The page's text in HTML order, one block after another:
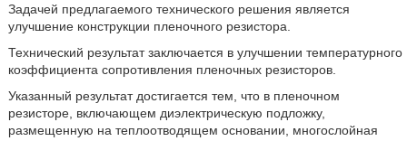
Задачей предлагаемого технического решения является
улучшение конструкции пленочного резистора.
Технический результат заключается в улучшении температурного
коэффициента сопротивления пленочных резисторов.
Указанный результат достигается тем, что в пленочном
резисторе, включающем диэлектрическую подложку,
размещенную на теплоотводящем основании, многослойная